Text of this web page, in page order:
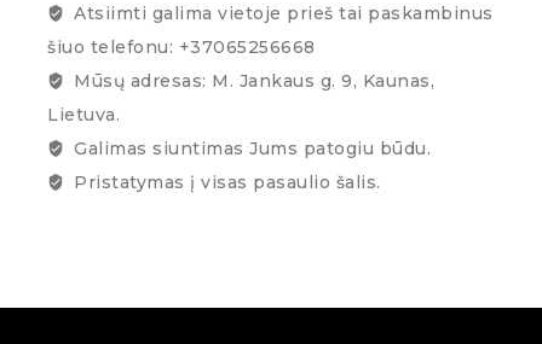
Atsiimti galima vietoje prieš tai paskambinus
šiuo telefonu: +37065256668
Mūsų adresas: M. Jankaus g. 9, Kaunas,
Lietuva.
Galimas siuntimas Jums patogiu būdu.
Pristatymas į visas pasaulio šalis.